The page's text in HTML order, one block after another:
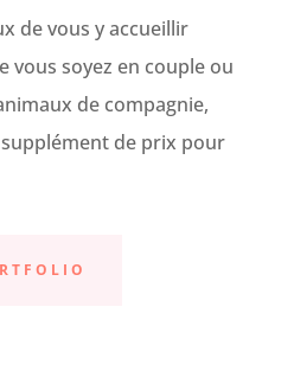
de vous y accueillir
vous soyez en couple ou
de compagnie,
de prix pour